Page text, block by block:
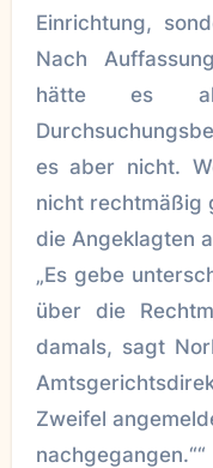
Einrichtung,
Nach
hätte es
es aber nicht.
nicht rechtmäßig
die Angeklagten
„Es gebe
über die
damals, sagt
Zweifel